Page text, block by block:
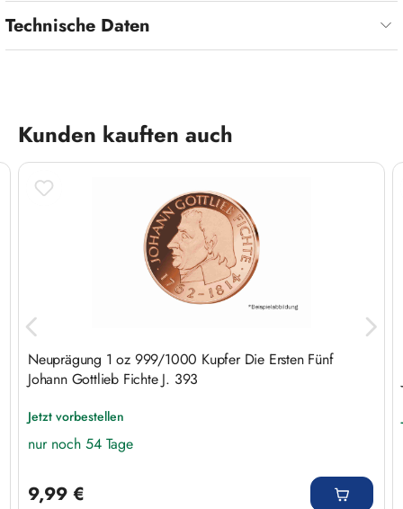
Technische Daten
Produktgalerie überspringen
Kunden kauften auch
Neuprägung 1 oz 999/1000 Kupfer Die Ersten Fünf
Johann Gottlieb Fichte J. 393
Jetzt vorbestellen
nur noch 54 Tage
9,99 €